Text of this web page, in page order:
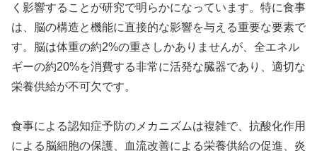
く影響することが研究で明らかになっています。特に食事
は、脳の構造と機能に直接的な影響を与える重要な要素で
す。脳は体重の約2%の重さしかありませんが、全エネル
ギーの約20%を消費する非常に活発な臓器であり、適切な
栄養供給が不可欠です。
食事による認知症予防のメカニズムは複雑で、抗酸化作用
による脳細胞の保護、血流改善による栄養供給の促進、炎